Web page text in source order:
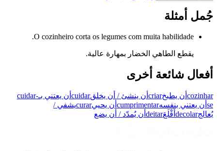
جُمل أمثلة
O cozinheiro corta os legumes com muita habilidade.
يقطع الطاهي الخضار بمهارة عالية.
أفعال شائعة أخرى
cozinhar أن يطبخcriar أن ينشئ / أن يخلقcuidar أن يعتني بـcuidar-
se أن يعتني بنفسهcumprimentar أن يحييcurarيشفي /
يُعالجdecolar أَقْلَعَdeitar أن يُمدّد / أن يضع